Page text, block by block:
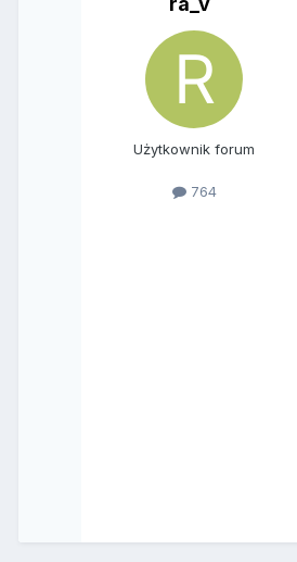
Użytkownik forum
764